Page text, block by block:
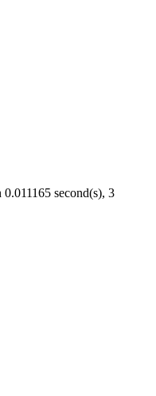
0.011165 second(s), 3